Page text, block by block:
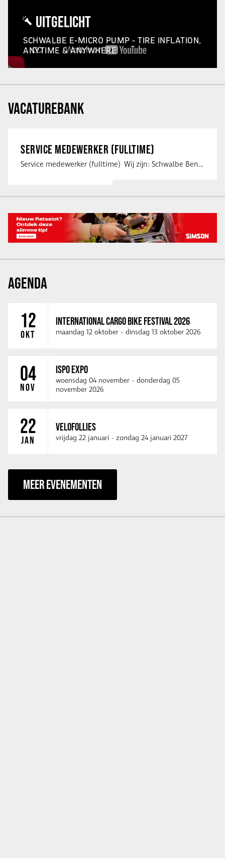
UITGELICHT
SCHWALBE E-MICRO PUMP - TIRE INFLATION,
ANYTIME & ANYWHERE
VACATUREBANK
SERVICE MEDEWERKER (FULLTIME)
Service medewerker (fulltime) Wij zijn: Schwalbe Benelux; merkeigenaar, …
AGENDA
12
OKT
INTERNATIONAL CARGO BIKE FESTIVAL 2026
maandag 12 oktober - dinsdag 13 oktober 2026
04
NOV
ISPO EXPO
woensdag 04 november - donderdag 05
november 2026
22
JAN
VELOFOLLIES
vrijdag 22 januari - zondag 24 januari 2027
MEER EVENEMENTEN